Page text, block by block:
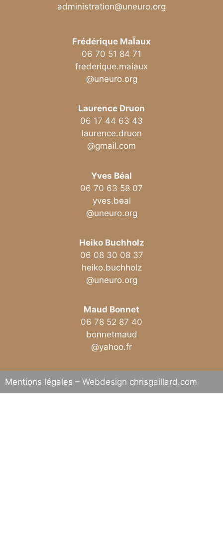
administration@uneuro.org
Frédérique MaÏaux
06 70 51 84 71
frederique.maiaux
@uneuro.org
Laurence Druon
06 17 44 63 43
laurence.druon
@gmail.com
Yves Béal
06 70 63 58 07
yves.beal
@uneuro.org
Heiko Buchholz
06 08 30 08 37
heiko.buchholz
@uneuro.org
Maud Bonnet
06 78 52 87 40
bonnetmaud
@yahoo.fr
Mentions légales – Webdesign chrisgaillard.com